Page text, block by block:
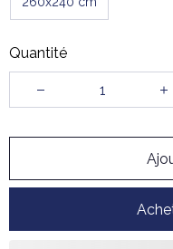
Quantité